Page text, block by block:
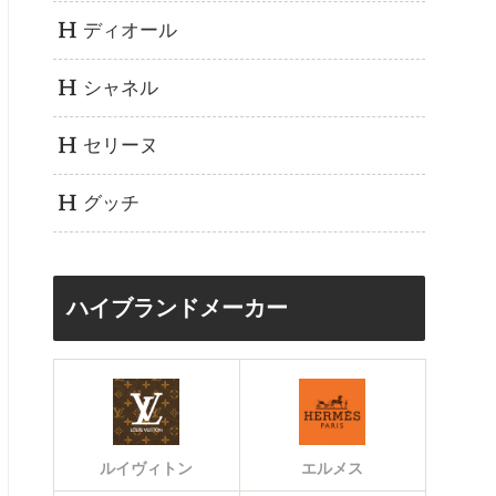
ディオール
シャネル
セリーヌ
グッチ
ハイブランドメーカー
ルイヴィトン エルメス